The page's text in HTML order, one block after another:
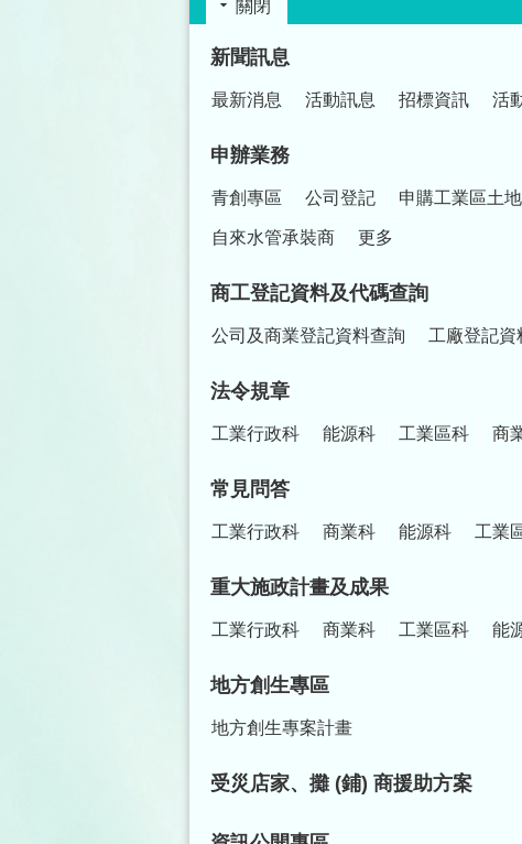
關閉
新聞訊息
最新消息 活動訊息 招標資訊 活
申辦業務
青創專區 公司登記 申購工業區土地
自來水管承裝商 更多
商工登記資料及代碼查詢
公司及商業登記資料查詢 工廠登記資
法令規章
工業行政科 能源科 工業區科 商
常見問答
工業行政科 商業科 能源科 工業
重大施政計畫及成果
工業行政科 商業科 工業區科 能
地方創生專區
地方創生專案計畫
受災店家、攤 (鋪) 商援助方案